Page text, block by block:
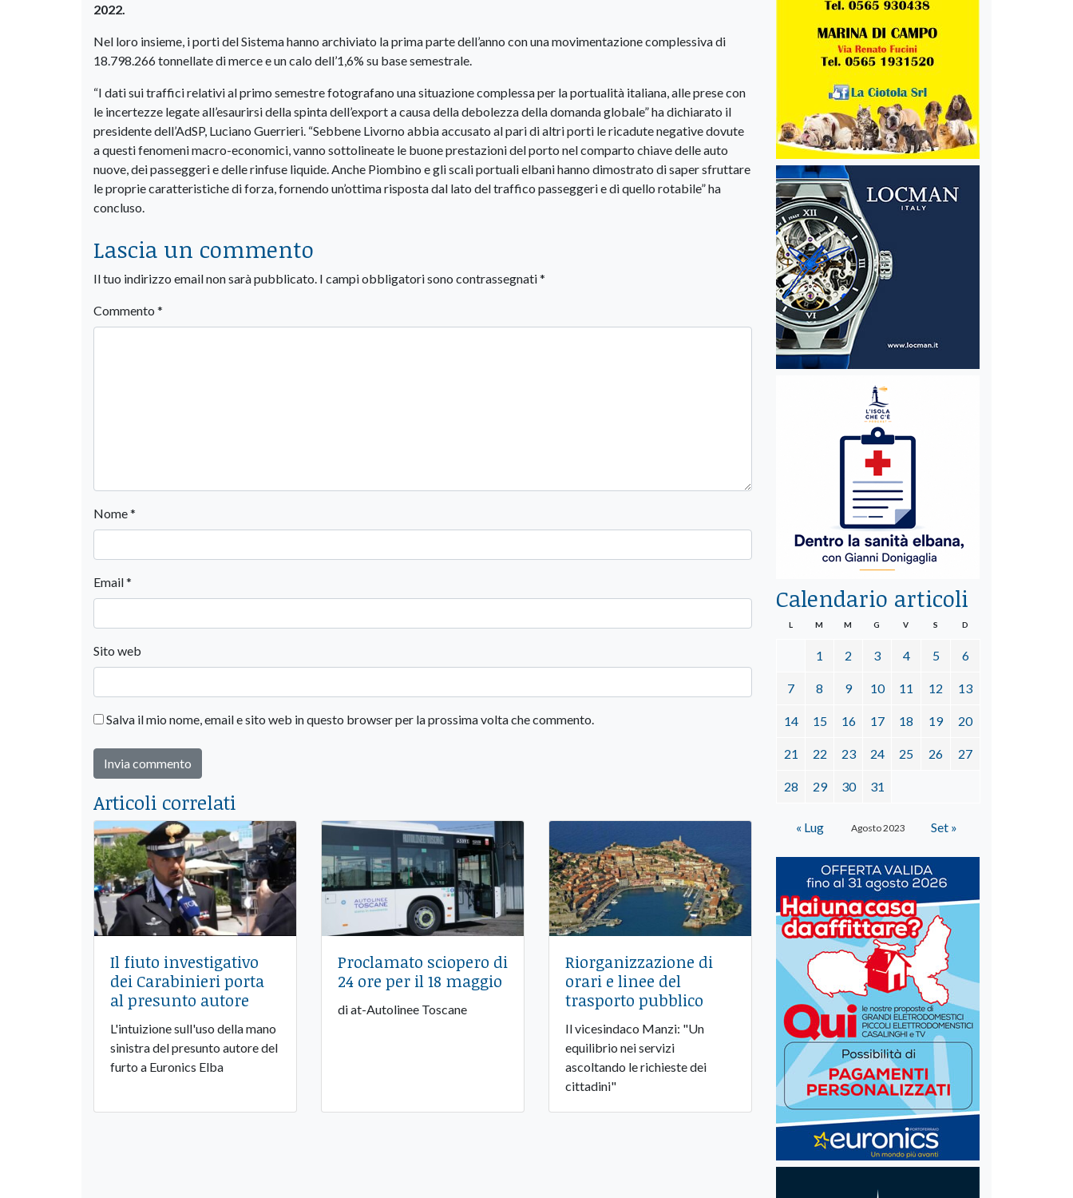
2022.
Nel loro insieme, i porti del Sistema hanno archiviato la prima parte dell’anno con una movimentazione complessiva di
18.798.266 tonnellate di merce e un calo dell’1,6% su base semestrale.
“I dati sui traffici relativi al primo semestre fotografano una situazione complessa per la portualità italiana, alle prese con
le incertezze legate all’esaurirsi della spinta dell’export a causa della debolezza della domanda globale” ha dichiarato il
presidente dell’AdSP, Luciano Guerrieri. “Sebbene Livorno abbia accusato al pari di altri porti le ricadute negative dovute
a questi fenomeni macro-economici, vanno sottolineate le buone prestazioni del porto nel comparto chiave delle auto
nuove, dei passeggeri e delle rinfuse liquide. Anche Piombino e gli scali portuali elbani hanno dimostrato di saper sfruttare
le proprie caratteristiche di forza, fornendo un’ottima risposta dal lato del traffico passeggeri e di quello rotabile” ha
concluso.
Lascia un commento
Il tuo indirizzo email non sarà pubblicato. I campi obbligatori sono contrassegnati*
Commento *
Nome*
Email*
Sito web
Salva il mio nome, email e sito web in questo browser per la prossima volta che commento.
Articoli correlati
Il fiuto investigativo
dei Carabinieri porta
al presunto autore
L'intuizione sull'uso della mano
sinistra del presunto autore del
furto a Euronics Elba
Proclamato sciopero di
24 ore per il 18 maggio
di at-Autolinee Toscane
Riorganizzazione di
orari e linee del
trasporto pubblico
Il vicesindaco Manzi: "Un
equilibrio nei servizi
ascoltando le richieste dei
cittadini"
Calendario articoli
Agosto 2023
L M M G V S D
1 2 3 4 5 6
7 8 9 10 11 12 13
14 15 16 17 18 19 20
21 22 23 24 25 26 27
28 29 30 31
« Lug Set »